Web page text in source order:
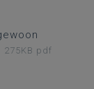
275KB pdf